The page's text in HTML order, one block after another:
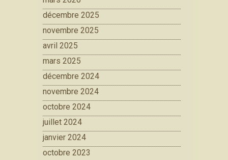
décembre 2025
novembre 2025
avril 2025
mars 2025
décembre 2024
novembre 2024
octobre 2024
juillet 2024
janvier 2024
octobre 2023